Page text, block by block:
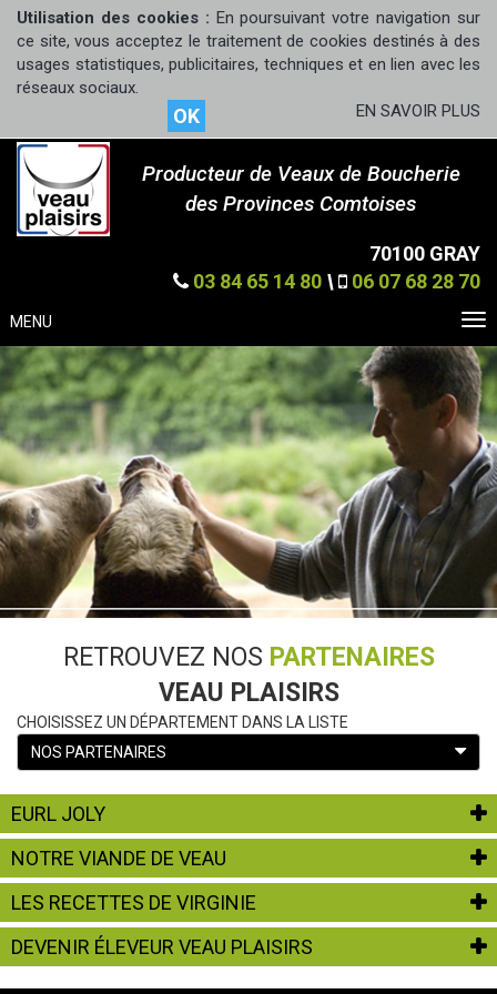
Utilisation des cookies : En poursuivant votre navigation sur
ce site, vous acceptez le traitement de cookies destinés à des
usages statistiques, publicitaires, techniques et en lien avec les
réseaux sociaux.
OK EN SAVOIR PLUS
Producteur de Veaux de Boucherie
des Provinces Comtoises
70100 GRAY
03 84 65 14 80 \ 06 07 68 28 70
MENU
RETROUVEZ NOS PARTENAIRES
VEAU PLAISIRS
CHOISISSEZ UN DÉPARTEMENT DANS LA LISTE
NOS PARTENAIRES
EURL JOLY
NOTRE VIANDE DE VEAU
LES RECETTES DE VIRGINIE
DEVENIR ÉLEVEUR VEAU PLAISIRS